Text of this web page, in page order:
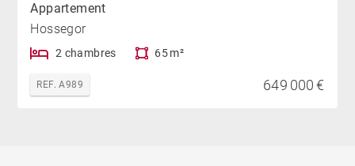
Appartement
Hossegor
2 chambres 65 m²
REF. A989 649 000 €